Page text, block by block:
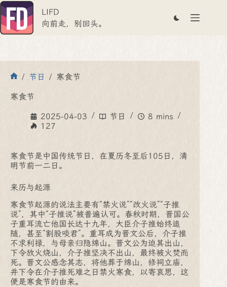
跳
至
内
容
LIFD
向前走，别回头。
页
/ 节日 / 寒食节
寒食节
2025-04-03 节日
8 mins
127
寒食节是中国传统节日，在夏历冬至后105日，清
明节前一二日。
来历与起源
寒食节起源的说法主要有“禁火说”“改火说”“子推
说”，其中“子推说”被普遍认可。春秋时期，晋国公
子重耳流亡他国长达十九年，大臣介子推始终追
随，甚至“割股啖君”。重耳成为晋文公后，介子推
不求利禄，与母亲归隐绵山。晋文公为迫其出山，
下令放火烧山，介子推坚决不出山，最终被火焚而
死。晋文公感念其志，将他葬于绵山，修祠立庙，
并下令在介子推死难之日禁火寒食，以寄哀思，这
便是寒食节的由来。